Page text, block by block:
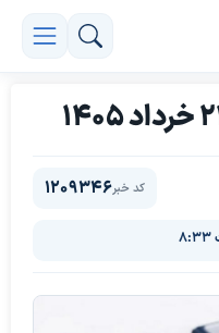
کد خبر1209346